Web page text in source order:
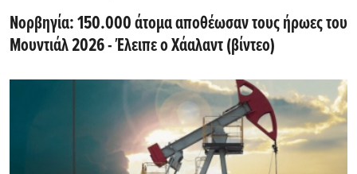
Νορβηγία: 150.000 άτομα αποθέωσαν τους ήρωες του
Μουντιάλ 2026 - Έλειπε ο Χάαλαντ (βίντεο)